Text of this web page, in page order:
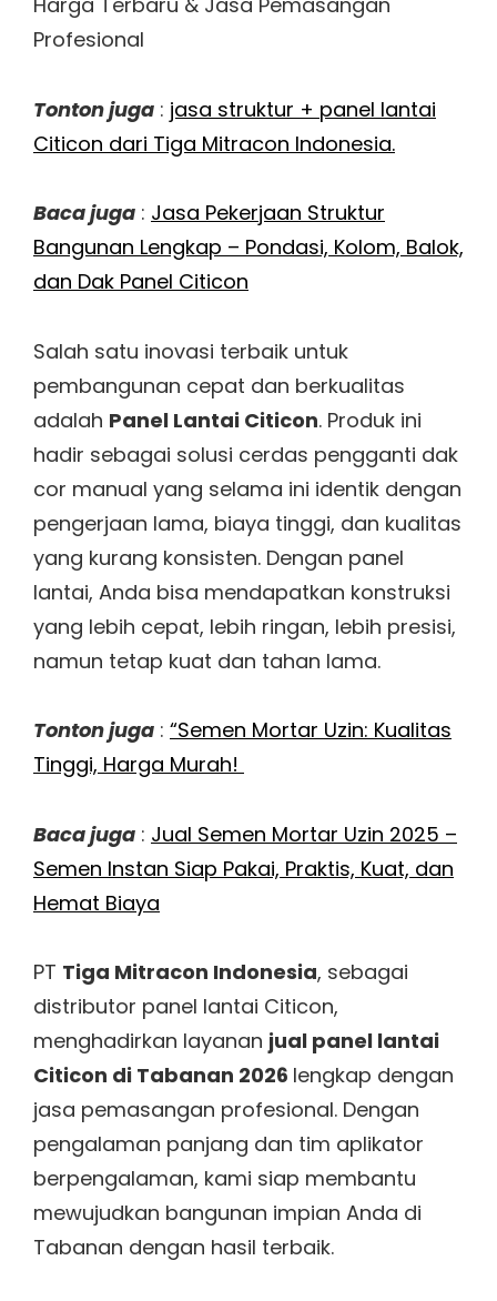
Tonton juga : jasa struktur + panel lantai
Citicon dari Tiga Mitracon Indonesia.
Baca juga : Jasa Pekerjaan Struktur
Bangunan Lengkap – Pondasi, Kolom, Balok,
dan Dak Panel Citicon
Salah satu inovasi terbaik untuk
pembangunan cepat dan berkualitas
adalah Panel Lantai Citicon. Produk ini
hadir sebagai solusi cerdas pengganti dak
cor manual yang selama ini identik dengan
pengerjaan lama, biaya tinggi, dan kualitas
yang kurang konsisten. Dengan panel
lantai, Anda bisa mendapatkan konstruksi
yang lebih cepat, lebih ringan, lebih presisi,
namun tetap kuat dan tahan lama.
Tonton juga : “Semen Mortar Uzin: Kualitas
Tinggi, Harga Murah!
Baca juga : Jual Semen Mortar Uzin 2025 –
Semen Instan Siap Pakai, Praktis, Kuat, dan
Hemat Biaya
PT Tiga Mitracon Indonesia, sebagai
distributor panel lantai Citicon,
menghadirkan layanan jual panel lantai
Citicon di Tabanan 2026 lengkap dengan
jasa pemasangan profesional. Dengan
pengalaman panjang dan tim aplikator
berpengalaman, kami siap membantu
mewujudkan bangunan impian Anda di
Tabanan dengan hasil terbaik.